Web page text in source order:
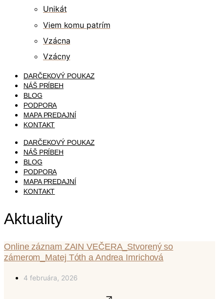
Unikát
Viem komu patrím
Vzácna
Vzácny
DARČEKOVÝ POUKAZ
NÁŠ PRÍBEH
BLOG
PODPORA
MAPA PREDAJNÍ
KONTAKT
DARČEKOVÝ POUKAZ
NÁŠ PRÍBEH
BLOG
PODPORA
MAPA PREDAJNÍ
KONTAKT
Aktuality
Online záznam ZAIN VEČERA_Stvorený so
zámerom_Matej Tóth a Andrea Imrichová
4 februára, 2026